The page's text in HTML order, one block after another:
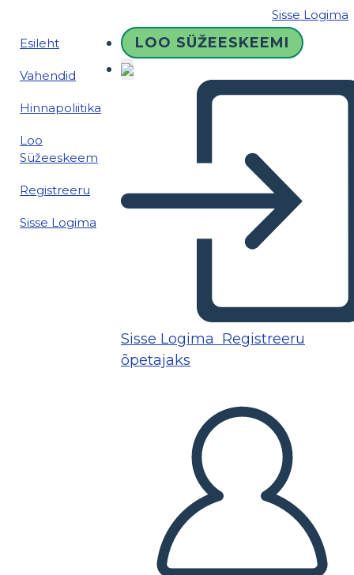
Sisse Logima
Esileht
Vahendid
Hinnapoliitika
Loo
Süžeeskeem
Registreeru
Sisse Logima
LOO SÜŽEESKEEMI
Sisse Logima Registreeru
õpetajaks